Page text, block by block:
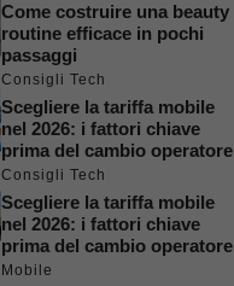
Come costruire una beauty
routine efficace in pochi
passaggi
Consigli Tech
Scegliere la tariffa mobile
nel 2026: i fattori chiave
prima del cambio operatore
Consigli Tech
Scegliere la tariffa mobile
nel 2026: i fattori chiave
prima del cambio operatore
Mobile